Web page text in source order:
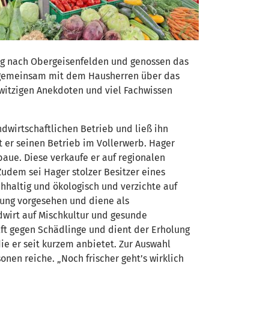
Obergeisenfelden und genossen das
mit dem Hausherren über das
Anekdoten und viel Fachwissen
Betrieb und ließ ihn
seinen Betrieb im Vollerwerb. Hager
Diese verkaufe er auf regionalen
sei Hager stolzer Besitzer eines
und ökologisch und verzichte auf
vorgesehen und diene als
auf Mischkultur und gesunde
gegen Schädlinge und dient der Erholung
er seit kurzem anbietet. Zur Auswahl
reiche. „Noch frischer geht’s wirklich